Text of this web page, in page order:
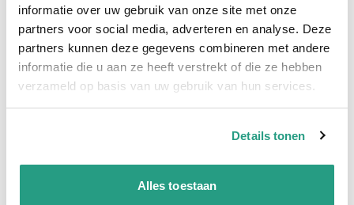
informatie over uw gebruik van onze site met onze
partners voor social media, adverteren en analyse. Deze
partners kunnen deze gegevens combineren met andere
informatie die u aan ze heeft verstrekt of die ze hebben
verzameld op basis van uw gebruik van hun services.
Details tonen
Alles toestaan
Meer informatie
Maatvoering koppeling 1 1/4"
We zijn beschikbaar van ma t/m vr van 08:00 tot 17:00 uur.